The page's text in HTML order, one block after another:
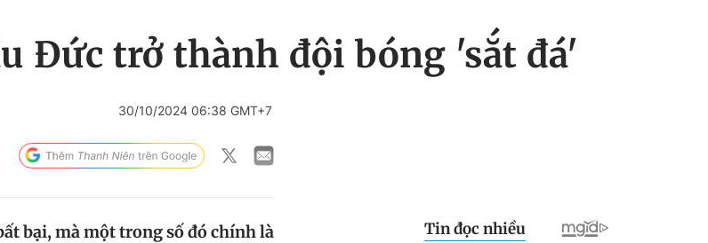
Đức trở thành đội bóng 'sắt đá'
30/10/2024 06:38 GMT+7
bại, mà một trong số đó chính là